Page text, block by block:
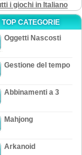
i giochi in Italiano
TOP CATEGORIE
Oggetti Nascosti
Gestione del tempo
Abbinamenti a 3
Mahjong
Arkanoid